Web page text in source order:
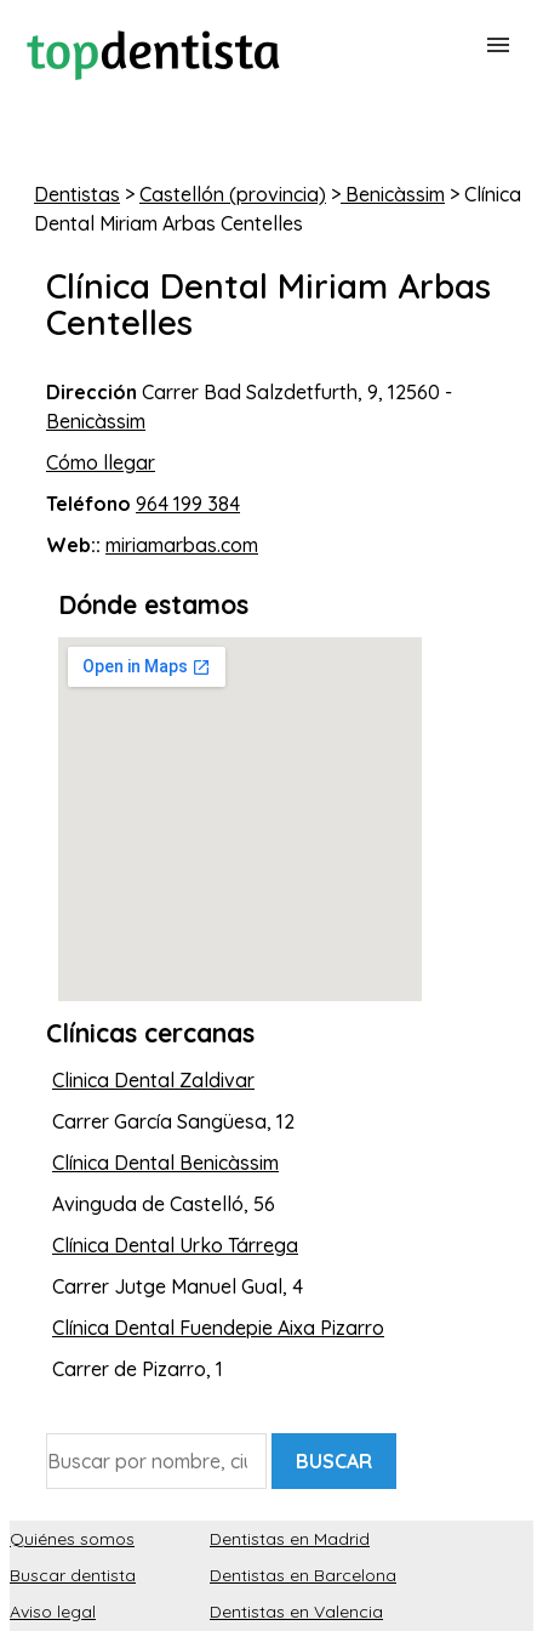
PARA CLÍNICAS DENTALES
CONTACTAR
Dentistas > Castellón (provincia) > Benicàssim > Clínica
Dental Miriam Arbas Centelles
Clínica Dental Miriam Arbas
Centelles
Dirección Carrer Bad Salzdetfurth, 9, 12560 -
Benicàssim
Cómo llegar
Teléfono 964 199 384
Web:: miriamarbas.com
Dónde estamos
Clínicas cercanas
Clinica Dental Zaldivar
Carrer García Sangüesa, 12
Clínica Dental Benicàssim
Avinguda de Castelló, 56
Clínica Dental Urko Tárrega
Carrer Jutge Manuel Gual, 4
Clínica Dental Fuendepie Aixa Pizarro
Carrer de Pizarro, 1
BUSCAR
Quiénes somos
Buscar dentista
Aviso legal
Dentistas en Madrid
Dentistas en Barcelona
Dentistas en Valencia